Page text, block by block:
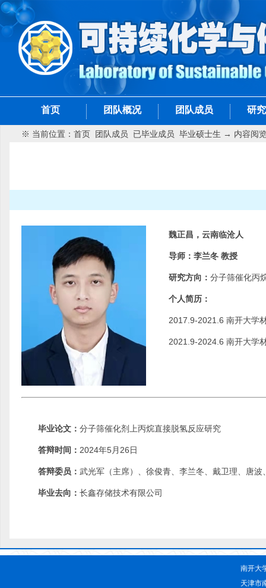
首页 团队概况 团队成员 研
※ 当前位置： 首页 团队成员 已毕业成员 毕业硕士生 → 内容阅
魏正昌，云南临沧人
导师：李兰冬 教授
研究方向： 分子筛催化丙
个人简历：
2017.9-2021.6 南开大学
2021.9-2024.6 南开大学
毕业论文： 分子筛催化剂上丙烷直接脱氢反应研究
答辩时间： 2024年5月26日
答辩委员： 武光军（主席）、徐俊青、李兰冬、戴卫理、唐波
毕业去向： 长鑫存储技术有限公司
南开大
天津市